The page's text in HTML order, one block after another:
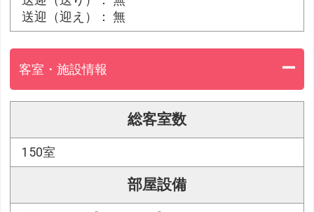
送迎（迎え）： 無
客室・施設情報
総客室数
150室
部屋設備